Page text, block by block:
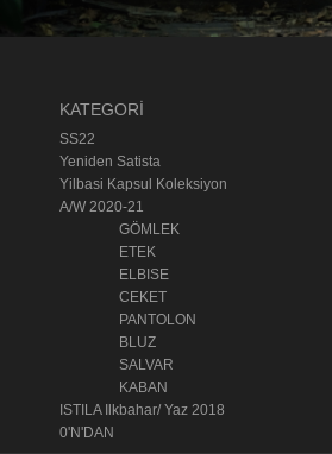
KATEGORİ
SS22
Yeniden Satista
Yilbasi Kapsul Koleksiyon
A/W 2020-21
GÖMLEK
ETEK
ELBISE
CEKET
PANTOLON
BLUZ
SALVAR
KABAN
ISTILA Ilkbahar/ Yaz 2018
0'N'DAN